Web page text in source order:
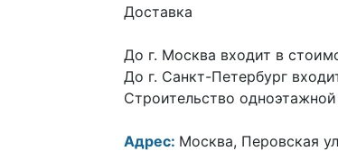
Доставка
До г. Москва входит в
До г. Санкт-Петербург
Строительство
Адрес: Москва, Перовская